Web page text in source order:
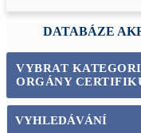
DATABÁZE
VYBRAT
ORGÁNY
VYHLEDÁVÁNÍ